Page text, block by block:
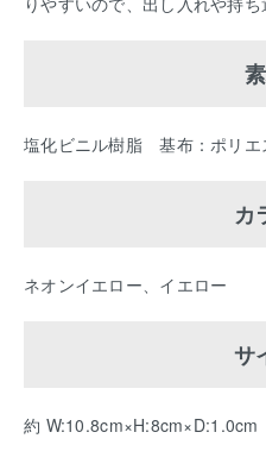
塩化ビニル樹脂 基布：ポリ
カ
ネオンイエロー、イエロー
サ
約 W:10.8cm×H:8cm×D:1.0cm